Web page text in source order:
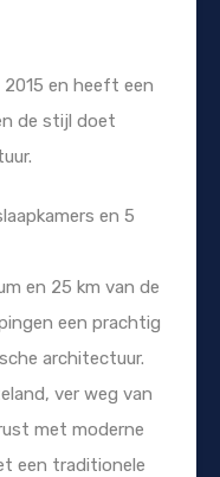
2015 en heeft een
de stijl doet
en 5
en 25 km van de
een prachtig
architectuur.
ver weg van
met moderne
een traditionele